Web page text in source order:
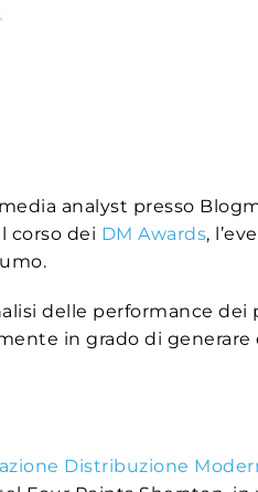
analyst presso
corso dei DM Awards,
delle performance
in grado di
Distribuzione